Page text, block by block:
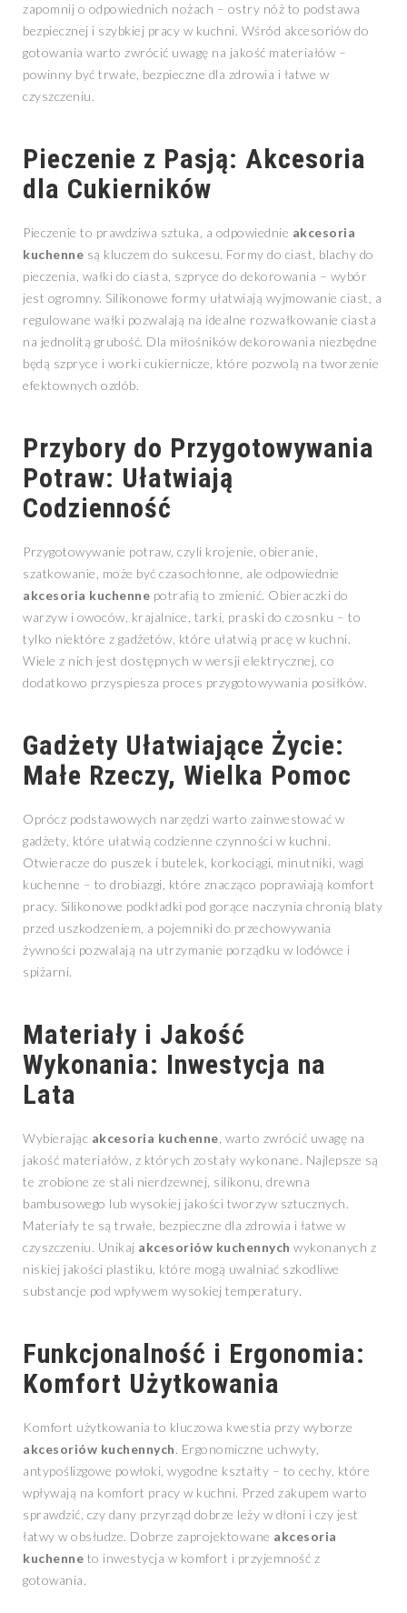
zapomnij o odpowiednich nożach – ostry nóż to podstawa
bezpiecznej i szybkiej pracy w kuchni. Wśród akcesoriów do
gotowania warto zwrócić uwagę na jakość materiałów –
powinny być trwałe, bezpieczne dla zdrowia i łatwe w
czyszczeniu.
Pieczenie z Pasją: Akcesoria
dla Cukierników
Pieczenie to prawdziwa sztuka, a odpowiednie akcesoria
kuchenne są kluczem do sukcesu. Formy do ciast, blachy do
pieczenia, wałki do ciasta, szpryce do dekorowania – wybór
jest ogromny. Silikonowe formy ułatwiają wyjmowanie ciast, a
regulowane wałki pozwalają na idealne rozwałkowanie ciasta
na jednolitą grubość. Dla miłośników dekorowania niezbędne
będą szpryce i worki cukiernicze, które pozwolą na tworzenie
efektownych ozdób.
Przybory do Przygotowywania
Potraw: Ułatwiają
Codzienność
Przygotowywanie potraw, czyli krojenie, obieranie,
szatkowanie, może być czasochłonne, ale odpowiednie
akcesoria kuchenne potrafią to zmienić. Obieraczki do
warzyw i owoców, krajalnice, tarki, praski do czosnku – to
tylko niektóre z gadżetów, które ułatwią pracę w kuchni.
Wiele z nich jest dostępnych w wersji elektrycznej, co
dodatkowo przyspiesza proces przygotowywania posiłków.
Gadżety Ułatwiające Życie:
Małe Rzeczy, Wielka Pomoc
Oprócz podstawowych narzędzi warto zainwestować w
gadżety, które ułatwią codzienne czynności w kuchni.
Otwieracze do puszek i butelek, korkociągi, minutniki, wagi
kuchenne – to drobiazgi, które znacząco poprawiają komfort
pracy. Silikonowe podkładki pod gorące naczynia chronią blaty
przed uszkodzeniem, a pojemniki do przechowywania
żywności pozwalają na utrzymanie porządku w lodówce i
spiżarni.
Materiały i Jakość
Wykonania: Inwestycja na
Lata
Wybierając akcesoria kuchenne , warto zwrócić uwagę na
jakość materiałów, z których zostały wykonane. Najlepsze są
te zrobione ze stali nierdzewnej, silikonu, drewna
bambusowego lub wysokiej jakości tworzyw sztucznych.
Materiały te są trwałe, bezpieczne dla zdrowia i łatwe w
czyszczeniu. Unikaj akcesoriów kuchennych wykonanych z
niskiej jakości plastiku, które mogą uwalniać szkodliwe
substancje pod wpływem wysokiej temperatury.
Funkcjonalność i Ergonomia:
Komfort Użytkowania
Komfort użytkowania to kluczowa kwestia przy wyborze
akcesoriów kuchennych. Ergonomiczne uchwyty,
antypoślizgowe powłoki, wygodne kształty – to cechy, które
wpływają na komfort pracy w kuchni. Przed zakupem warto
sprawdzić, czy dany przyrząd dobrze leży w dłoni i czy jest
łatwy w obsłudze. Dobrze zaprojektowane akcesoria
kuchenne to inwestycja w komfort i przyjemność z
gotowania.